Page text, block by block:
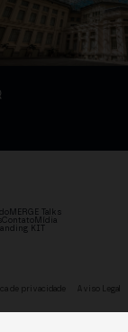
MERGE Talks
ContatoMídia
KIT
de privacidade Aviso Legal